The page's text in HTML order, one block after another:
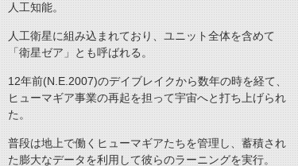
人工知能。
人工衛星に組み込まれており、ユニット全体を含めて
「衛星ゼア」とも呼ばれる。
12年前(N.E.2007)のデイブレイクから数年の時を経て、
ヒューマギア事業の再起を担って宇宙へと打ち上げられ
た。
普段は地上で働くヒューマギアたちを管理し、蓄積され
た膨大なデータを利用して彼らのラーニングを実行。